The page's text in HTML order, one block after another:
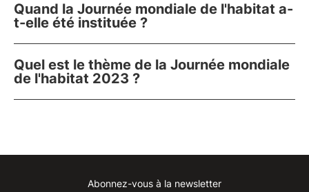
Quand la Journée mondiale de l'habitat a-
t-elle été instituée ?
Quel est le thème de la Journée mondiale
de l'habitat 2023 ?
Instagram
Facebook
Linkedin
Youtube
Abonnez-vous à la newsletter